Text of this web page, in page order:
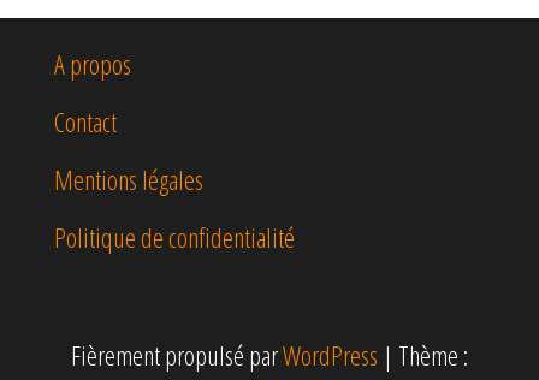
A propos
Contact
Mentions légales
Politique de confidentialité
Fièrement propulsé parWordPress | Thème :